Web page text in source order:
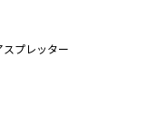
プレッター